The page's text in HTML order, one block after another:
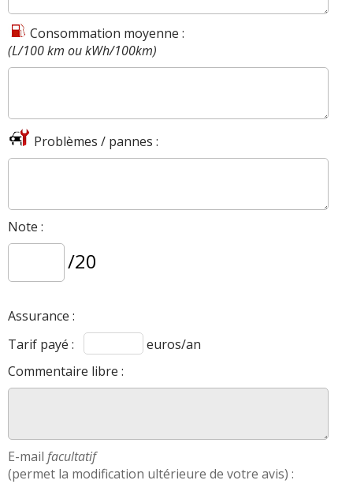
Consommation moyenne :
(L/100 km ou kWh/100km)
Problèmes / pannes :
Note :
/20
Assurance :
Tarif payé :
euros/an
Commentaire libre :
E-mail facultatif
(permet la modification ultérieure de votre avis) :